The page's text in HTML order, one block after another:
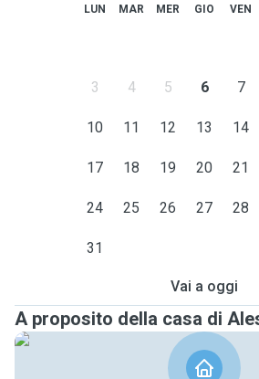
LUN MAR MER GIO VEN
3 4 5 6 7
10 11 12 13 14
17 18 19 20 21
24 25 26 27 28
31
Vai a oggi
A proposito della casa di